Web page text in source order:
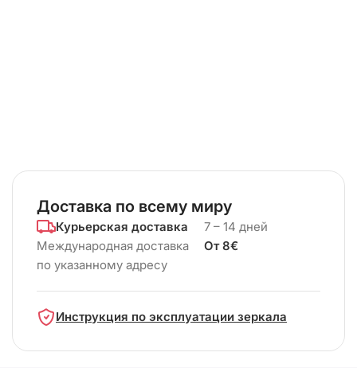
Доставка по всему миру
Курьерская доставка
Международная доставка
по указанному адресу
7 – 14 дней
От 8€
Инструкция по эксплуатации зеркала